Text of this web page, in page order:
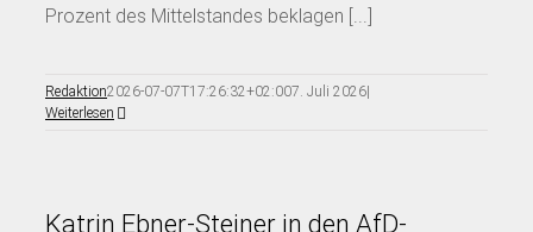
Prozent des Mittelstandes beklagen [...]
Redaktion2026-07-07T17:26:32+02:007. Juli 2026|
Weiterlesen
Katrin Ebner-Steiner in den AfD-